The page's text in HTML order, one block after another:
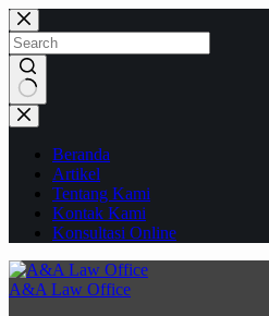
Skip
to
content
No
results
Beranda
Artikel
Tentang Kami
Kontak Kami
Konsultasi Online
A&A Law Office